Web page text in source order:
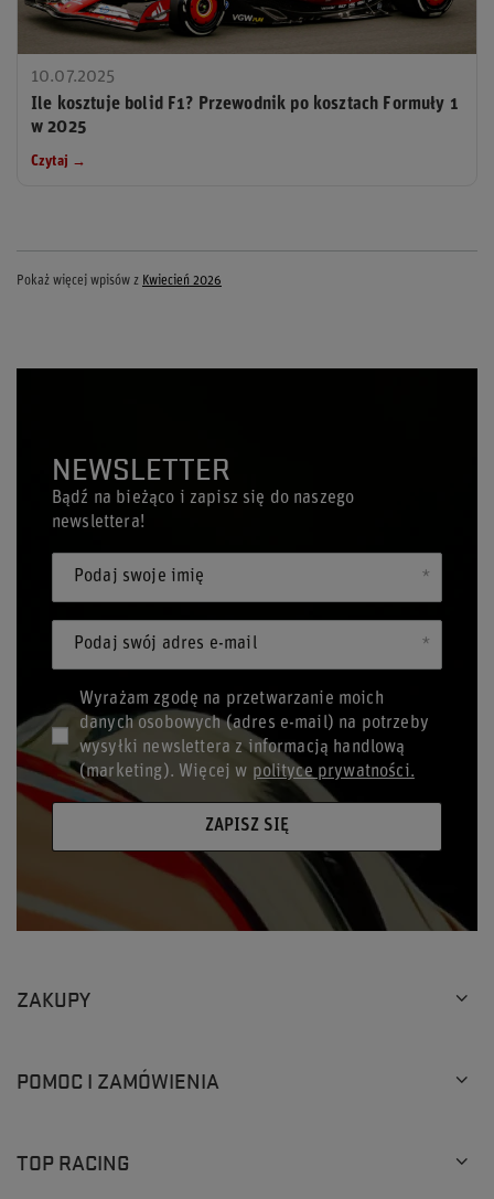
10.07.2025
Ile kosztuje bolid F1? Przewodnik po kosztach Formuły 1
w 2025
Czytaj →
Pokaż więcej wpisów z Kwiecień 2026
NEWSLETTER
Bądź na bieżąco i zapisz się do naszego
newslettera!
Podaj swoje imię
Podaj swój adres e-mail
Wyrażam zgodę na przetwarzanie moich
danych osobowych (adres e-mail) na potrzeby
wysyłki newslettera z informacją handlową
(marketing). Więcej w polityce prywatności.
ZAPISZ SIĘ
ZAKUPY
POMOC I ZAMÓWIENIA
TOP RACING